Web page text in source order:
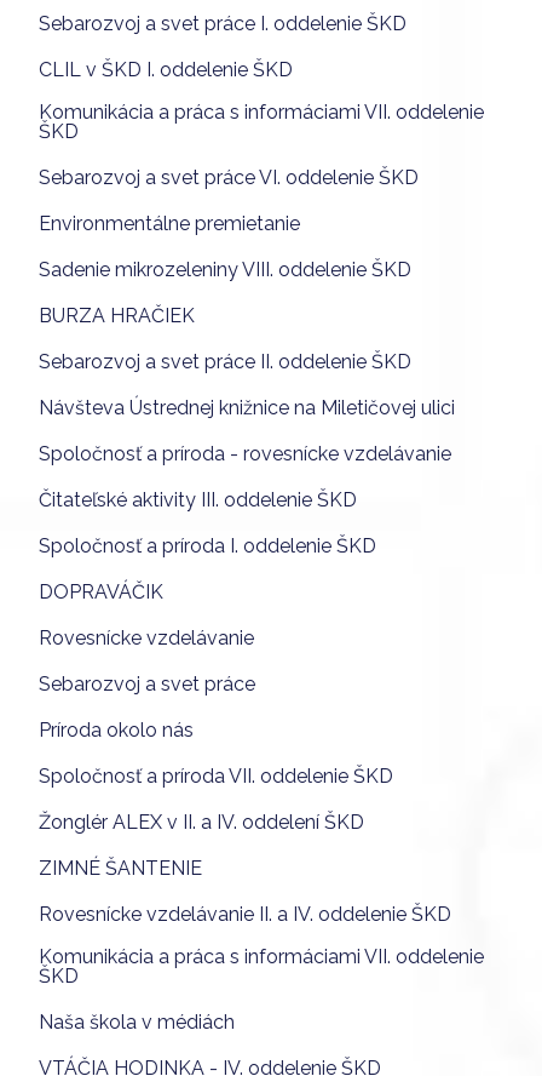
Sebarozvoj a svet práce I. oddelenie ŠKD
CLIL v ŠKD I. oddelenie ŠKD
Komunikácia a práca s informáciami VII. oddelenie
ŠKD
Sebarozvoj a svet práce VI. oddelenie ŠKD
Environmentálne premietanie
Sadenie mikrozeleniny VIII. oddelenie ŠKD
BURZA HRAČIEK
Sebarozvoj a svet práce II. oddelenie ŠKD
Návšteva Ústrednej knižnice na Miletičovej ulici
Spoločnosť a príroda - rovesnícke vzdelávanie
Čitateľské aktivity III. oddelenie ŠKD
Spoločnosť a príroda I. oddelenie ŠKD
DOPRAVÁČIK
Rovesnícke vzdelávanie
Sebarozvoj a svet práce
Príroda okolo nás
Spoločnosť a príroda VII. oddelenie ŠKD
Žonglér ALEX v II. a IV. oddelení ŠKD
ZIMNÉ ŠANTENIE
Rovesnícke vzdelávanie II. a IV. oddelenie ŠKD
Komunikácia a práca s informáciami VII. oddelenie
ŠKD
Naša škola v médiách
VTÁČIA HODINKA - IV. oddelenie ŠKD